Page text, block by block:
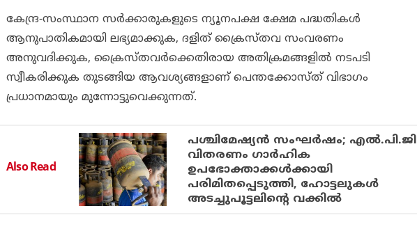
കേന്ദ്ര-സംസ്ഥാന സര്‍ക്കാരുകളുടെ ന്യൂനപക്ഷ ക്ഷേമ പദ്ധതികള്‍
ആനുപാതികമായി ലഭ്യമാക്കുക, ദളിത് ക്രൈസ്തവ സംവരണം
അനുവദിക്കുക, ക്രൈസ്തവര്‍ക്കെതിരായ അതിക്രമങ്ങളില്‍ നടപടി
സ്വീകരിക്കുക തുടങ്ങിയ ആവശ്യങ്ങളാണ് പെന്തക്കോസ്ത് വിഭാഗം
പ്രധാനമായും മുന്നോട്ടുവെക്കുന്നത്.
Also Read
പശ്ചിമേഷ്യന്‍ സംഘര്‍ഷം; എല്‍.പി.ജി
വിതരണം ഗാര്‍ഹിക
ഉപഭോക്താക്കള്‍ക്കായി
പരിമിതപ്പെടുത്തി, ഹോട്ടലുകള്‍
അടച്ചുപൂട്ടലിന്റെ വക്കില്‍